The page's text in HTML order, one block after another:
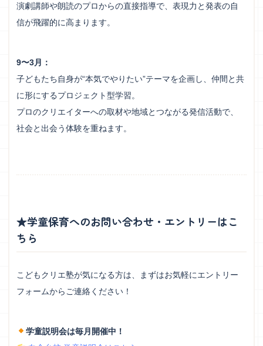
演劇講師や朗読のプロからの直接指導で、表現力と発表の自
信が飛躍的に高まります。
9〜3月：
子どもたち自身が“本気でやりたい”テーマを企画し、仲間と共
に形にするプロジェクト型学習。
プロのクリエイターへの取材や地域とつながる発信活動で、
社会と出会う体験を重ねます。
★学童保育へのお問い合わせ・エントリーはこ
ちら
こどもクリエ塾が気になる方は、まずはお気軽にエントリー
フォームからご連絡ください！
学童説明会は毎月開催中！